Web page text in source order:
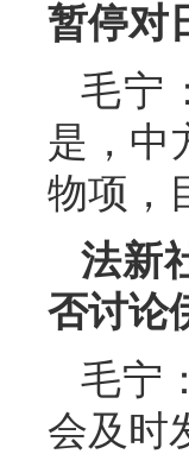
暂停对
毛宁
是，中
物项，
法新
否讨论
毛宁
会及时